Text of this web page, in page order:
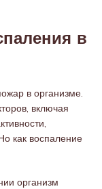
в
в организме.
включая
как воспаление
организм